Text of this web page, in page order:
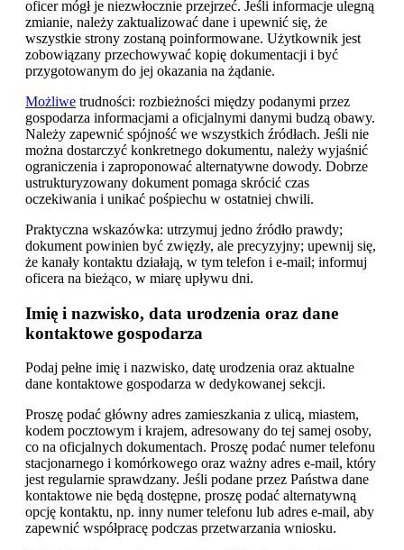
oficer mógł je niezwłocznie przejrzeć. Jeśli informacje ulegną
zmianie, należy zaktualizować dane i upewnić się, że
wszystkie strony zostaną poinformowane. Użytkownik jest
zobowiązany przechowywać kopię dokumentacji i być
przygotowanym do jej okazania na żądanie.
Możliwe trudności: rozbieżności między podanymi przez
gospodarza informacjami a oficjalnymi danymi budzą obawy.
Należy zapewnić spójność we wszystkich źródłach. Jeśli nie
można dostarczyć konkretnego dokumentu, należy wyjaśnić
ograniczenia i zaproponować alternatywne dowody. Dobrze
ustrukturyzowany dokument pomaga skrócić czas
oczekiwania i unikać pośpiechu w ostatniej chwili.
Praktyczna wskazówka: utrzymuj jedno źródło prawdy;
dokument powinien być zwięzły, ale precyzyjny; upewnij się,
że kanały kontaktu działają, w tym telefon i e-mail; informuj
oficera na bieżąco, w miarę upływu dni.
Imię i nazwisko, data urodzenia oraz dane
kontaktowe gospodarza
Podaj pełne imię i nazwisko, datę urodzenia oraz aktualne
dane kontaktowe gospodarza w dedykowanej sekcji.
Proszę podać główny adres zamieszkania z ulicą, miastem,
kodem pocztowym i krajem, adresowany do tej samej osoby,
co na oficjalnych dokumentach. Proszę podać numer telefonu
stacjonarnego i komórkowego oraz ważny adres e-mail, który
jest regularnie sprawdzany. Jeśli podane przez Państwa dane
kontaktowe nie będą dostępne, proszę podać alternatywną
opcję kontaktu, np. inny numer telefonu lub adres e-mail, aby
zapewnić współpracę podczas przetwarzania wniosku.